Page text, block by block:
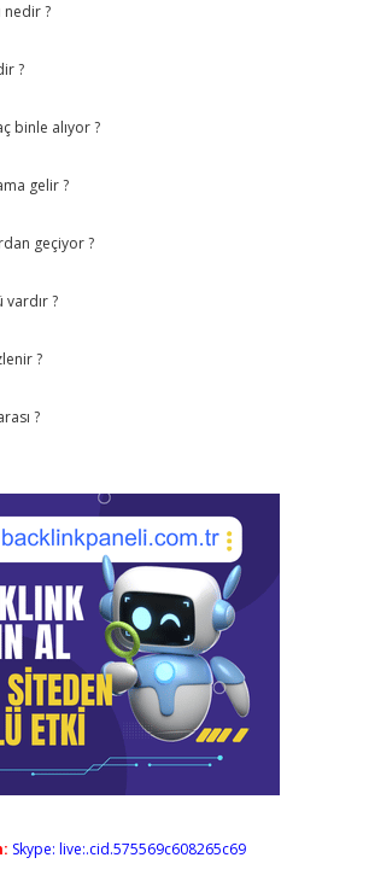
nedir ?
?
binle alıyor ?
gelir ?
geçiyor ?
vardır ?
?
?
Skype: live:.cid.575569c608265c69